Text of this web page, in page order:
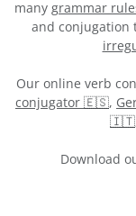
many grammar
and conjugation
Our online verb
conjugator 🇪🇸,
🇮🇹
Download